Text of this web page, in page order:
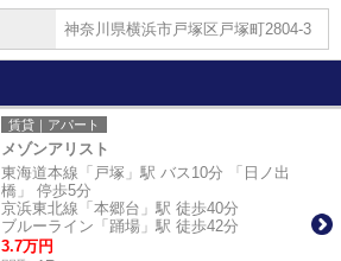
神奈川県横浜市戸塚区戸塚町2804-3
賃貸｜アパート
メゾンアリスト
東海道本線「戸塚」駅 バス10分 「日ノ出
橋」 停歩5分
京浜東北線「本郷台」駅 徒歩40分
ブルーライン「踊場」駅 徒歩42分
3.7万円